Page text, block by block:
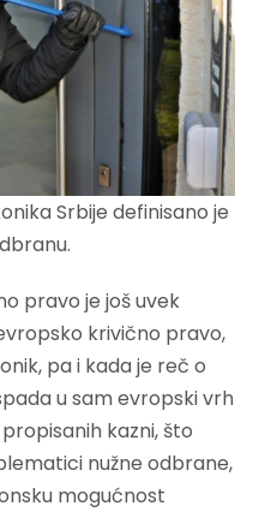
Srbije definisano je
pravo je još uvek
krivično pravo,
pa i kada je reč o
u sam evropski vrh
kazni, što
nužne odbrane,
mogućnost